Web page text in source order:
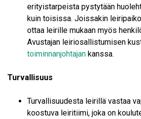
erityistarpeista pystytään
kuin toisissa. Joissakin
ottaa leirille mukaan myös
Avustajan leiriosallistumisen
toiminnanjohtajan kanssa.
Turvallisuus
Turvallisuudesta leirillä vastaa
koostuva leiritiimi, joka on